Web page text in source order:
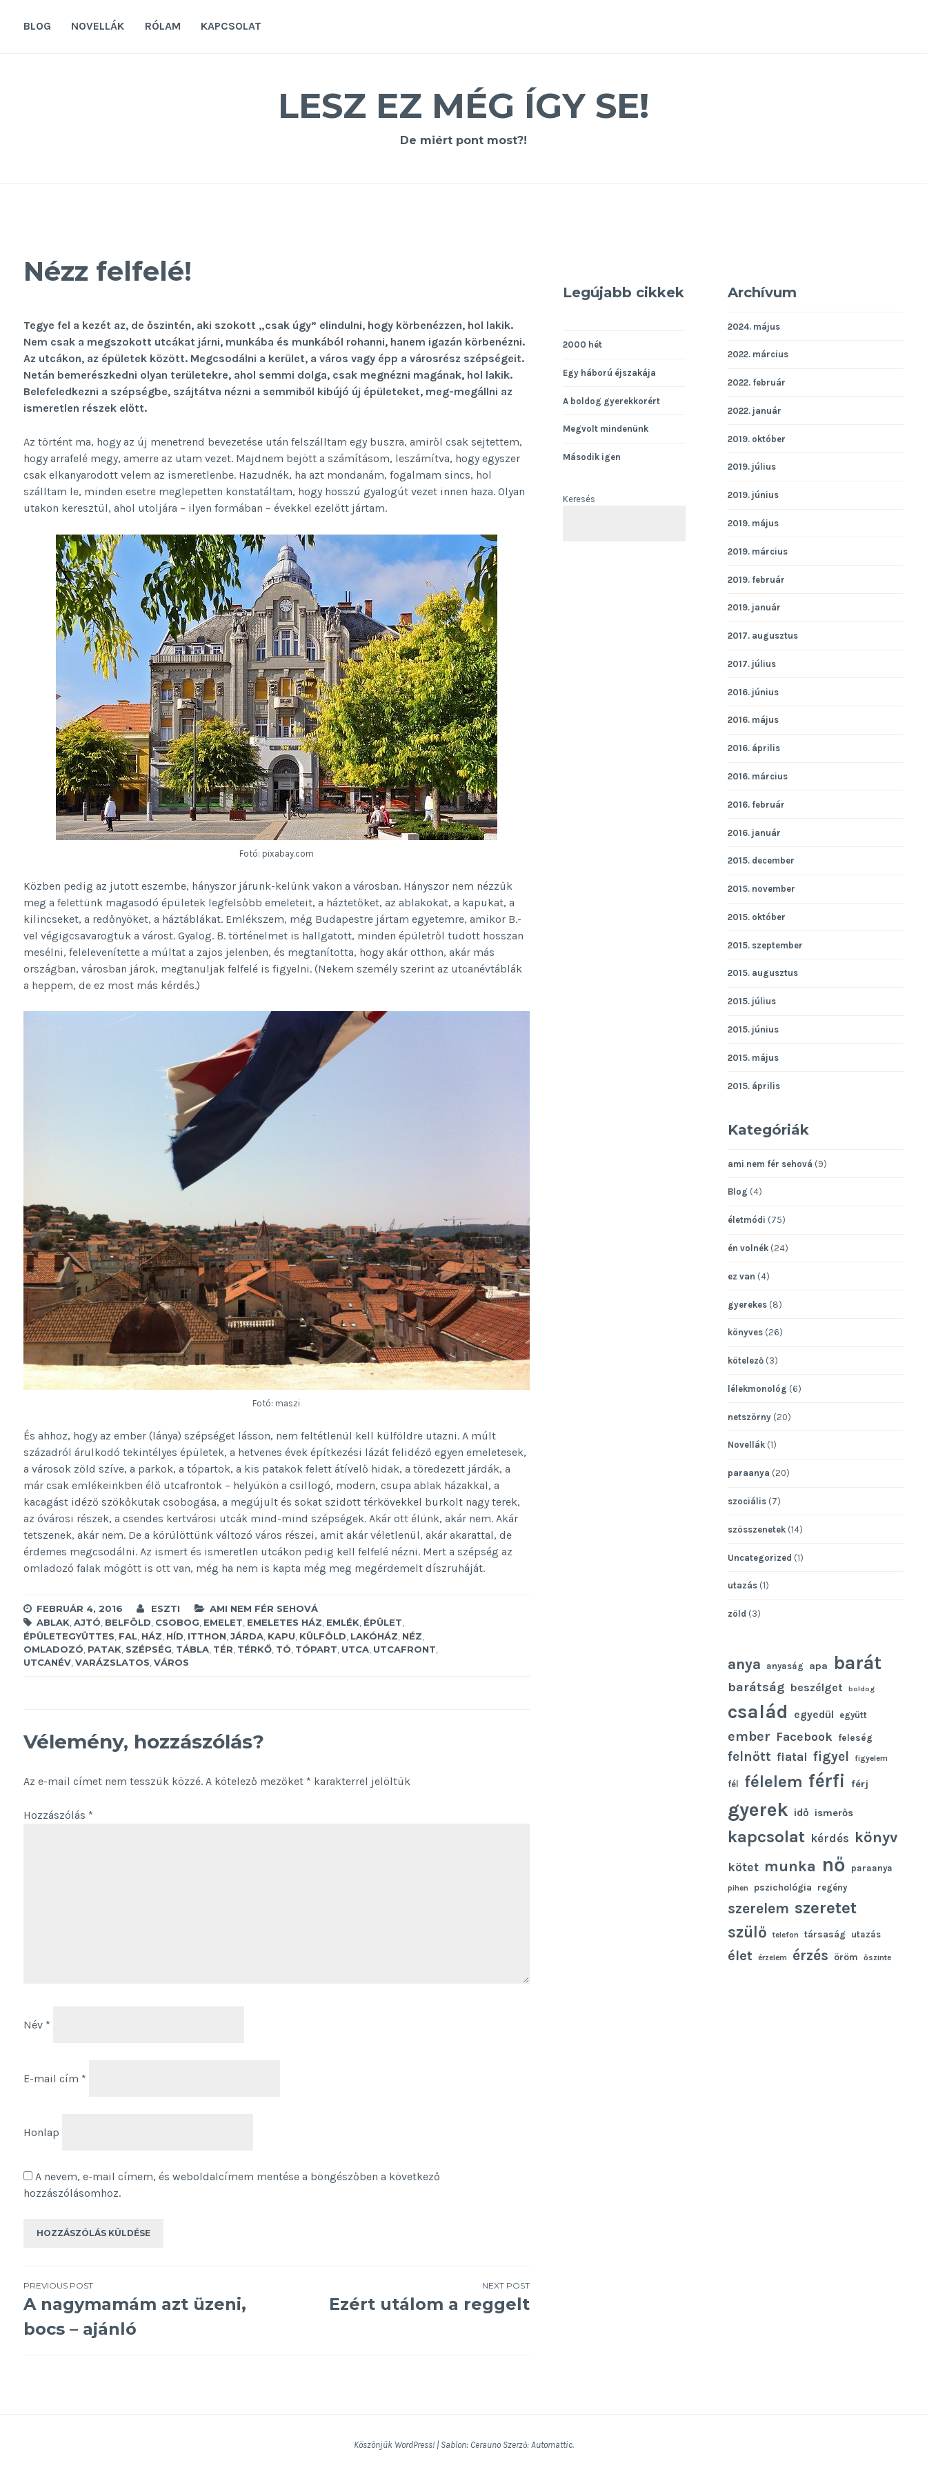
BLOG NOVELLÁK RÓLAM KAPCSOLAT
LESZ EZ MÉG ÍGY SE!
De miért pont most?!
Nézz felfelé!
Tegye fel a kezét az, de őszintén, aki szokott „csak úgy” elindulni, hogy körbenézzen, hol lakik.
Nem csak a megszokott utcákat járni, munkába és munkából rohanni, hanem igazán körbenézni.
Az utcákon, az épületek között. Megcsodálni a kerület, a város vagy épp a városrész szépségeit.
Netán bemerészkedni olyan területekre, ahol semmi dolga, csak megnézni magának, hol lakik.
Belefeledkezni a szépségbe, szájtátva nézni a semmiből kibújó új épületeket, meg-megállni az
ismeretlen részek előtt.
Az történt ma, hogy az új menetrend bevezetése után felszálltam egy buszra, amiről csak sejtettem,
hogy arrafelé megy, amerre az utam vezet. Majdnem bejött a számításom, leszámítva, hogy egyszer
csak elkanyarodott velem az ismeretlenbe. Hazudnék, ha azt mondanám, fogalmam sincs, hol
szálltam le, minden esetre meglepetten konstatáltam, hogy hosszú gyalogút vezet innen haza. Olyan
utakon keresztül, ahol utoljára – ilyen formában – évekkel ezelőtt jártam.
Fotó: pixabay.com
Közben pedig az jutott eszembe, hányszor járunk-kelünk vakon a városban. Hányszor nem nézzük
meg a felettünk magasodó épületek legfelsőbb emeleteit, a háztetőket, az ablakokat, a kapukat, a
kilincseket, a redőnyöket, a háztáblákat. Emlékszem, még Budapestre jártam egyetemre, amikor B.-
vel végigcsavarogtuk a várost. Gyalog. B. történelmet is hallgatott, minden épületről tudott hosszan
mesélni, felelevenítette a múltat a zajos jelenben, és megtanította, hogy akár otthon, akár más
országban, városban járok, megtanuljak felfelé is figyelni. (Nekem személy szerint az utcanévtáblák
a heppem, de ez most más kérdés.)
Fotó: maszi
És ahhoz, hogy az ember (lánya) szépséget lásson, nem feltétlenül kell külföldre utazni. A múlt
századról árulkodó tekintélyes épületek, a hetvenes évek építkezési lázát felidéző egyen emeletesek,
a városok zöld szíve, a parkok, a tópartok, a kis patakok felett átívelő hidak, a töredezett járdák, a
már csak emlékeinkben élő utcafrontok – helyükön a csillogó, modern, csupa ablak házakkal, a
kacagást idéző szökőkutak csobogása, a megújult és sokat szidott térkövekkel burkolt nagy terek,
az óvárosi részek, a csendes kertvárosi utcák mind-mind szépségek. Akár ott élünk, akár nem. Akár
tetszenek, akár nem. De a körülöttünk változó város részei, amit akár véletlenül, akár akarattal, de
érdemes megcsodálni. Az ismert és ismeretlen utcákon pedig kell felfelé nézni. Mert a szépség az
omladozó falak mögött is ott van, még ha nem is kapta még meg megérdemelt díszruháját.
FEBRUÁR 4, 2016 ESZTI
AMI NEM FÉR SEHOVÁ
ABLAK AJTÓ BELFÖLD CSOBOG EMELET EMELETES HÁZ EMLÉK ÉPÜLET
ÉPÜLETEGYÜTTES FAL, HÁZ HÍD ITTHON JÁRDA, KAPU KÜLFÖLD LAKÓHÁZ NÉZ
OMLADOZÓ PATAK SZÉPSÉG TÁBLA, TÉR TÉRKŐ, TÓ TÓPART UTCA, UTCAFRONT
UTCANÉV, VARÁZSLATOS VÁROS
Vélemény, hozzászólás?
Az e-mail címet nem tesszük közzé. A kötelező mezőket * karakterrel jelöltük
Hozzászólás *
Név *
E-mail cím *
Honlap
A nevem, e-mail címem, és weboldalcímem mentése a böngészőben a következő
hozzászólásomhoz.
Bejegyzés
navigáció
PREVIOUS POST
A nagymamám azt üzeni,
bocs – ajánló
NEXT POST
Ezért utálom a reggelt
Legújabb cikkek
2000 hét
Egy háború éjszakája
A boldog gyerekkorért
Megvolt mindenünk
Második igen
Keresés
KERESÉS
Archívum
2024. május
2022. március
2022. február
2022. január
2019. október
2019. július
2019. június
2019. május
2019. március
2019. február
2019. január
2017. augusztus
2017. július
2016. június
2016. május
2016. április
2016. március
2016. február
2016. január
2015. december
2015. november
2015. október
2015. szeptember
2015. augusztus
2015. július
2015. június
2015. május
2015. április
Kategóriák
ami nem fér sehová (9)
Blog (4)
életmódi (75)
én volnék (24)
ez van (4)
gyerekes (8)
könyves (26)
kötelező (3)
lélekmonológ (6)
netszörny (20)
Novellák (1)
paraanya (20)
szociális (7)
szösszenetek (14)
Uncategorized (1)
utazás (1)
zöld (3)
anya anyaság apa barát
barátság beszélget boldog
család egyedül együtt
ember Facebook feleség
felnőtt fiatal figyel figyelem
fél félelem férfi férj
gyerek idő ismerős
kapcsolat kérdés könyv
kötet munka nő paraanya
pihen pszichológia regény
szerelem szeretet
szülő telefon társaság utazás
élet érzelem érzés öröm őszinte
Köszönjük WordPress! | Sablon: Cerauno Szerző: Automattic.